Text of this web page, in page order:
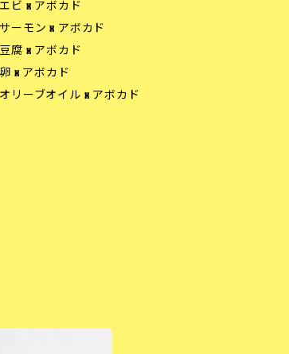
エビ x アボカド
サーモン x アボカド
豆腐 x アボカド
卵 x アボカド
オリーブオイル x アボカド